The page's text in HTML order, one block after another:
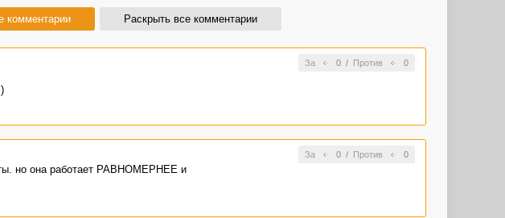
комментарии Раскрыть все комментарии
За 0/ Против 0
За 0/ Против 0
но она работает РАВНОМЕРНЕЕ и